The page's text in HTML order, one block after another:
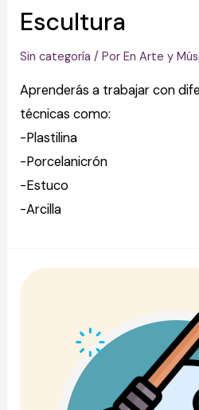
Escultura
Sin categoría / PorEn Arte y
Aprenderás a trabajar con
técnicas como:
-Plastilina
-Porcelanicrón
-Estuco
-Arcilla